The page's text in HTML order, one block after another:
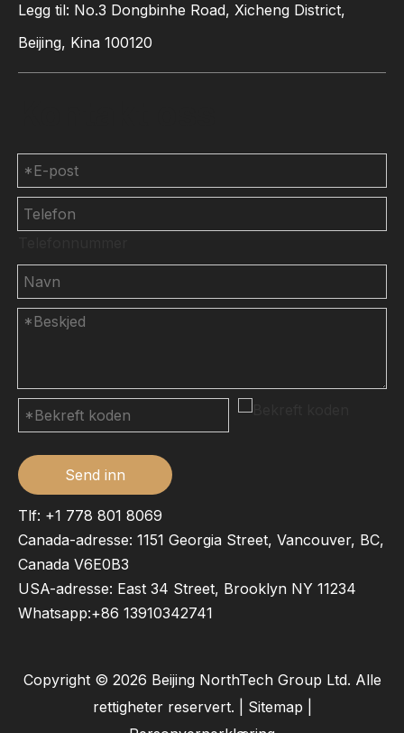
Legg til: No.3 Dongbinhe Road, Xicheng District,
Beijing, Kina 100120
Send inn
Tlf: +1 778 801 8069
Canada-adresse: 1151 Georgia Street, Vancouver, BC,
Canada V6E0B3
USA-adresse: East 34 Street, Brooklyn NY 11234
Whatsapp:+86 13910342741
Copyright © 2026 Beijing NorthTech Group Ltd. Alle
rettigheter reservert. | Sitemap